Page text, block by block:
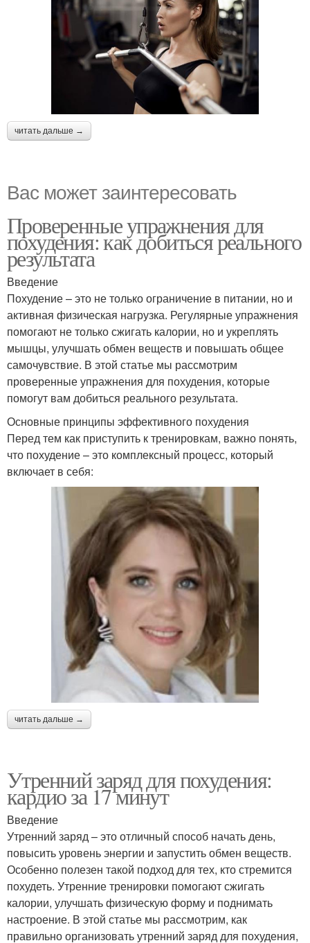
читать дальше →
Вас может заинтересовать
Проверенные упражнения для
похудения: как добиться реального
результата
Введение
Похудение – это не только ограничение в питании, но и
активная физическая нагрузка. Регулярные упражнения
помогают не только сжигать калории, но и укреплять
мышцы, улучшать обмен веществ и повышать общее
самочувствие. В этой статье мы рассмотрим
проверенные упражнения для похудения, которые
помогут вам добиться реального результата.
Основные принципы эффективного похудения
Перед тем как приступить к тренировкам, важно понять,
что похудение – это комплексный процесс, который
включает в себя:
читать дальше →
Утренний заряд для похудения:
кардио за 17 минут
Введение
Утренний заряд – это отличный способ начать день,
повысить уровень энергии и запустить обмен веществ.
Особенно полезен такой подход для тех, кто стремится
похудеть. Утренние тренировки помогают сжигать
калории, улучшать физическую форму и поднимать
настроение. В этой статье мы рассмотрим, как
правильно организовать утренний заряд для похудения,